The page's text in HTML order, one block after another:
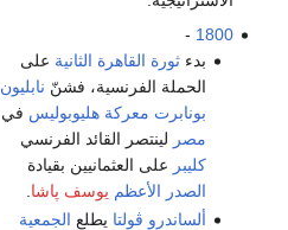
1800
-
بدء ثورة القاهرة الثانية على
الحملة الفرنسية، فشنّ نابليون
بونابرت معركة هليوبوليس في
مصر لينتصر القائد الفرنسي
كليبر على العثمانيين بقيادة
الصدر الأعظم يوسف پاشا.
ألساندرو ڤولتا يطلع الجمعية